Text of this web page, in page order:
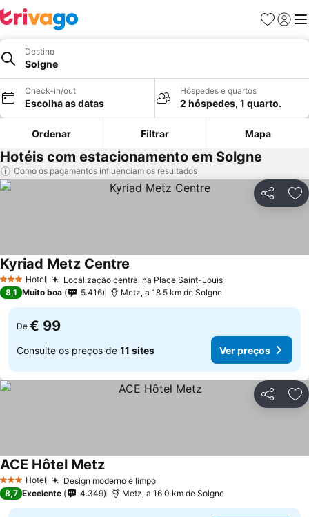
Favoritos
Iniciar
Destino
Solgne
Check-in/out
Escolha as datas
Hóspedes e quartos
2 hóspedes, 1 quarto.
Ordenar Filtrar Mapa
Hotéis com estacionamento em Solgne
Como os pagamentos influenciam os resultados
Partilhar
3 EstrelasHotel Localização central na Place Saint-LouisVer preços
Kyriad Metz Centre
8,1 Muito boa 5.416 Metz, a 18.5 km de Solgne
De € 99
Consulte os preços de 11 sites Ver preços
Partilhar
3 EstrelasHotel Design moderno e limpoVer preços
ACE Hôtel MetzVer preços
8,7 Excelente 4.349 Metz, a 16.0 km de Solgne